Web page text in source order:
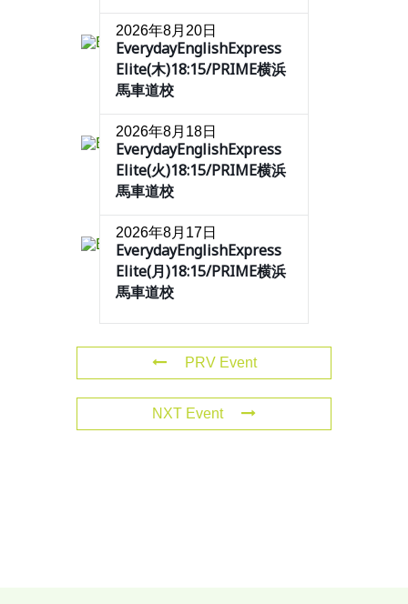
2026年8月20日
EverydayEnglishExpress
Elite(木)18:15/PRIME横浜
馬車道校
2026年8月18日
EverydayEnglishExpress
Elite(火)18:15/PRIME横浜
馬車道校
2026年8月17日
EverydayEnglishExpress
Elite(月)18:15/PRIME横浜
馬車道校
PRV Event
NXT Event